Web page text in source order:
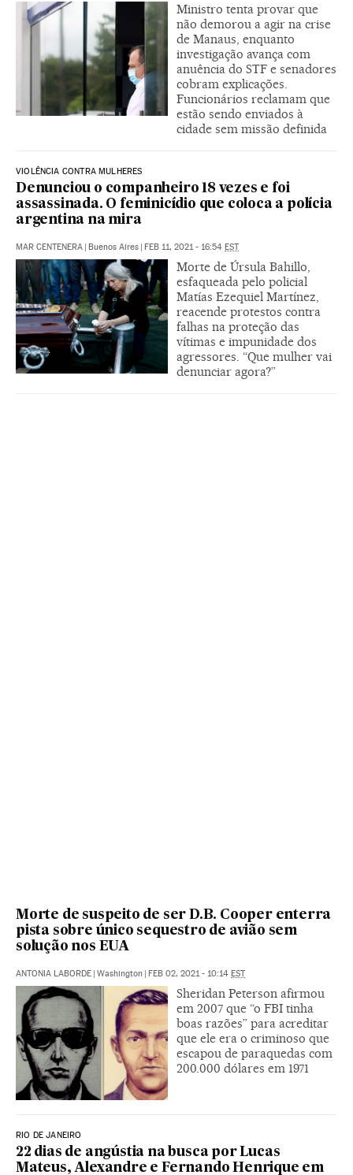
Ministro tenta provar que
não demorou a agir na crise
de Manaus, enquanto
investigação avança com
anuência do STF e senadores
cobram explicações.
Funcionários reclamam que
estão sendo enviados à
cidade sem missão definida
VIOLÊNCIA CONTRA MULHERES
Denunciou o companheiro 18 vezes e foi
assassinada. O feminicídio que coloca a polícia
argentina na mira
MAR CENTENERA | Buenos Aires | FEB 11, 2021 - 16:54 EST
Morte de Úrsula Bahillo,
esfaqueada pelo policial
Matías Ezequiel Martínez,
reacende protestos contra
falhas na proteção das
vítimas e impunidade dos
agressores. “Que mulher vai
denunciar agora?”
Morte de suspeito de ser D.B. Cooper enterra
pista sobre único sequestro de avião sem
solução nos EUA
ANTONIA LABORDE | Washington | FEB 02, 2021 - 10:14 EST
Sheridan Peterson afirmou
em 2007 que “o FBI tinha
boas razões” para acreditar
que ele era o criminoso que
escapou de paraquedas com
200.000 dólares em 1971
RIO DE JANEIRO
22 dias de angústia na busca por Lucas
Mateus, Alexandre e Fernando Henrique em